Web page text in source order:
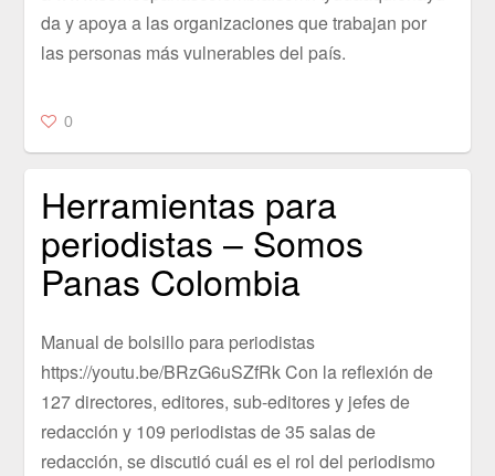
da y apoya a las organizaciones que trabajan por
las personas más vulnerables del país.
0
Herramientas para
periodistas – Somos
Panas Colombia
Manual de bolsillo para periodistas
https://youtu.be/BRzG6uSZfRk Con la reflexión de
127 directores, editores, sub-editores y jefes de
redacción y 109 periodistas de 35 salas de
redacción, se discutió cuál es el rol del periodismo